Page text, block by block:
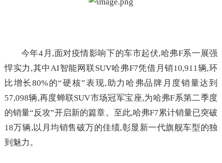
今年4月,面对疫情影响下的车市起伏,哈弗F系一展强
悍实力,其中AI智能网联SUV哈弗F7凭借月销10,911辆,环
比增长80%的“硬核”表现,助力哈弗品牌月度销量达到
57,098辆,再度蝉联SUV市场冠军宝座,为哈弗F系第二季度
的销量“反攻”开启新的篇章。至此,哈弗F7累计销量已突破
18万辆,以月均销售破万的佳绩,彰显新一代旗舰车型的独
到魅力。